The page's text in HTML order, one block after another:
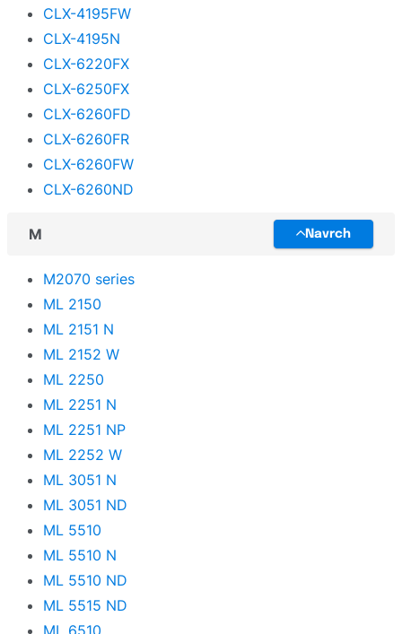
CLX-4195FW
CLX-4195N
CLX-6220FX
CLX-6250FX
CLX-6260FD
CLX-6260FR
CLX-6260FW
CLX-6260ND
M Navrch
M2070 series
ML 2150
ML 2151 N
ML 2152 W
ML 2250
ML 2251 N
ML 2251 NP
ML 2252 W
ML 3051 N
ML 3051 ND
ML 5510
ML 5510 N
ML 5510 ND
ML 5515 ND
ML 6510